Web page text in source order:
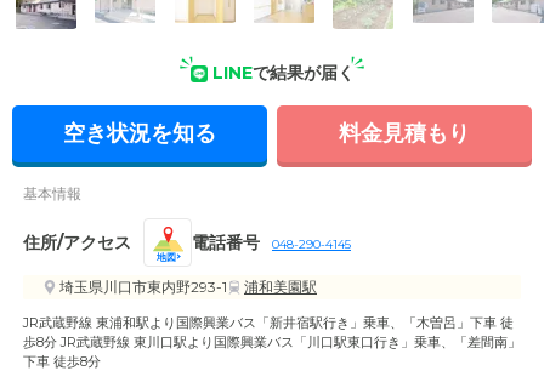
外観: ご入居者様・ご家族様の期待にお応えできるよう、真心
こめたケアサービスをご提供しています。
LINEで結果が届く
空き状況を知る 料金見積もり
基本情報
住所/アクセス
地図
電話番号 048-290-4145
埼玉県川口市東内野293-1 浦和美園駅
JR武蔵野線 東浦和駅より国際興業バス「新井宿駅行き」乗車、「木曽呂」下車 徒
歩8分 JR武蔵野線 東川口駅より国際興業バス「川口駅東口行き」乗車、「差間南」
下車 徒歩8分